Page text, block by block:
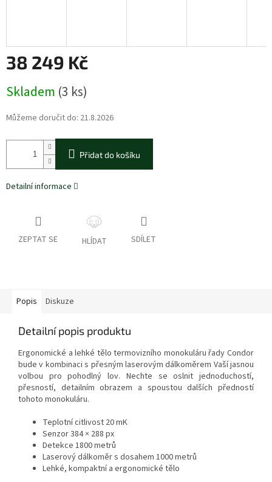
38 249 Kč
cena:
Skladem (3 ks)
Můžeme doručit do: 21.8.2026
Přidat do košíku
Detailní informace
ZEPTAT SE HLÍDAT SDÍLET
Popis Diskuze
Detailní popis produktu
Ergonomické a lehké tělo termovizního monokuláru řady Condor
bude v kombinaci s přesným laserovým dálkoměrem Vaší jasnou
volbou pro pohodlný lov. Nechte se oslnit jednoduchostí,
přesností, detailním obrazem a spoustou dalších předností
tohoto monokuláru.
Teplotní citlivost 20 mK
Senzor 384 × 288 px
Detekce 1800 metrů
Laserový dálkoměrs dosahem 1000 metrů
Lehké, kompaktní a ergonomické tělo